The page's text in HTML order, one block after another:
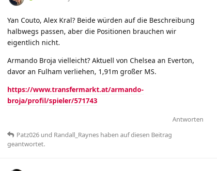
Yan Couto, Alex Kral? Beide würden auf die Beschreibung
halbwegs passen, aber die Positionen brauchen wir
eigentlich nicht.
Armando Broja vielleicht? Aktuell von Chelsea an Everton,
davor an Fulham verliehen, 1,91m großer MS.
https://www.transfermarkt.at/armando-
broja/profil/spieler/571743
Antworten
Patz026 und Randall_Raynes haben auf diesen Beitrag
geantwortet.